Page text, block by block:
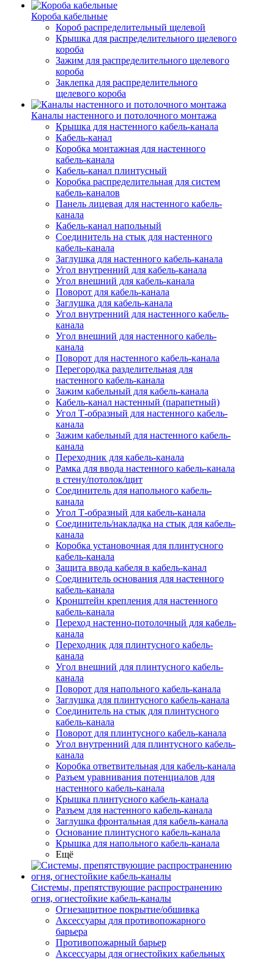
Короба кабельные
Короб распределительный щелевой
Крышка для распределительного щелевого
короба
Зажим для распределительного щелевого
короба
Заклепка для распределительного
щелевого короба
Каналы настенного и потолочного монтажа
Крышка для настенного кабель-канала
Кабель-канал
Коробка монтажная для настенного
кабель-канала
Кабель-канал плинтусный
Коробка распределительная для систем
кабель-каналов
Панель лицевая для настенного кабель-
канала
Кабель-канал напольный
Соединитель на стык для настенного
кабель-канала
Заглушка для настенного кабель-канала
Угол внутренний для кабель-канала
Угол внешний для кабель-канала
Поворот для кабель-канала
Заглушка для кабель-канала
Угол внутренний для настенного кабель-
канала
Угол внешний для настенного кабель-
канала
Поворот для настенного кабель-канала
Перегородка разделительная для
настенного кабель-канала
Зажим кабельный для кабель-канала
Кабель-канал настенный (парапетный)
Угол Т-образный для настенного кабель-
канала
Зажим кабельный для настенного кабель-
канала
Переходник для кабель-канала
Рамка для ввода настенного кабель-канала
в стену/потолок/щит
Соединитель для напольного кабель-
канала
Угол Т-образный для кабель-канала
Соединитель/накладка на стык для кабель-
канала
Коробка установочная для плинтусного
кабель-канала
Защита ввода кабеля в кабель-канал
Соединитель основания для настенного
кабель-канала
Кронштейн крепления для настенного
кабель-канала
Переход настенно-потолочный для кабель-
канала
Переходник для плинтусного кабель-
канала
Угол внешний для плинтусного кабель-
канала
Поворот для напольного кабель-канала
Заглушка для плинтусного кабель-канала
Соединитель на стык для плинтусного
кабель-канала
Поворот для плинтусного кабель-канала
Угол внутренний для плинтусного кабель-
канала
Коробка ответвительная для кабель-канала
Разъем уравнивания потенциалов для
настенного кабель-канала
Крышка плинтусного кабель-канала
Разъем для настенного кабель-канала
Заглушка фронтальная для кабель-канала
Основание плинтусного кабель-канала
Крышка для напольного кабель-канала
Ещё
Системы, препятствующие распространению
огня, огнестойкие кабель-каналы
Огнезащитное покрытие/обшивка
Аксессуары для противопожарного
барьера
Противопожарный барьер
Аксессуары для огнестойких кабельных